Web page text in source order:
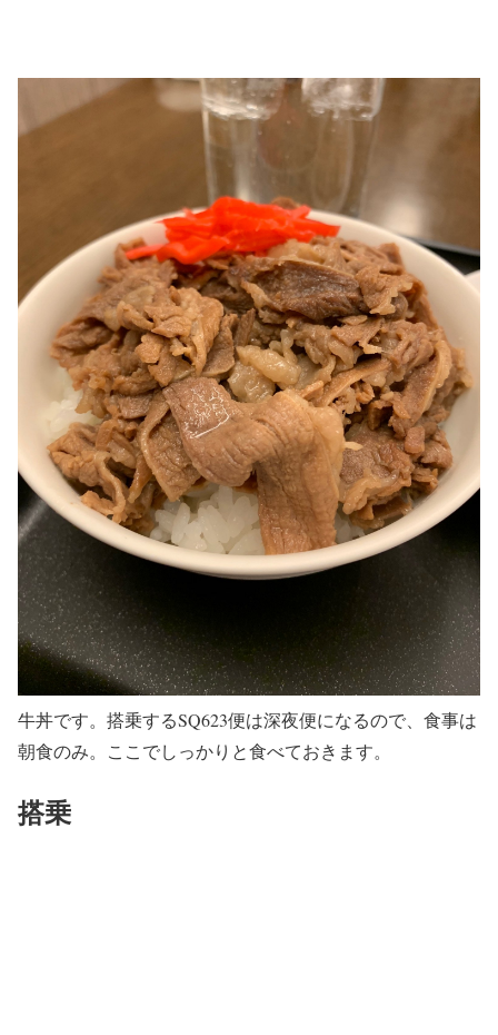
牛丼です。搭乗するSQ623便は深夜便になるので、食事は
朝食のみ。ここでしっかりと食べておきます。
搭乗